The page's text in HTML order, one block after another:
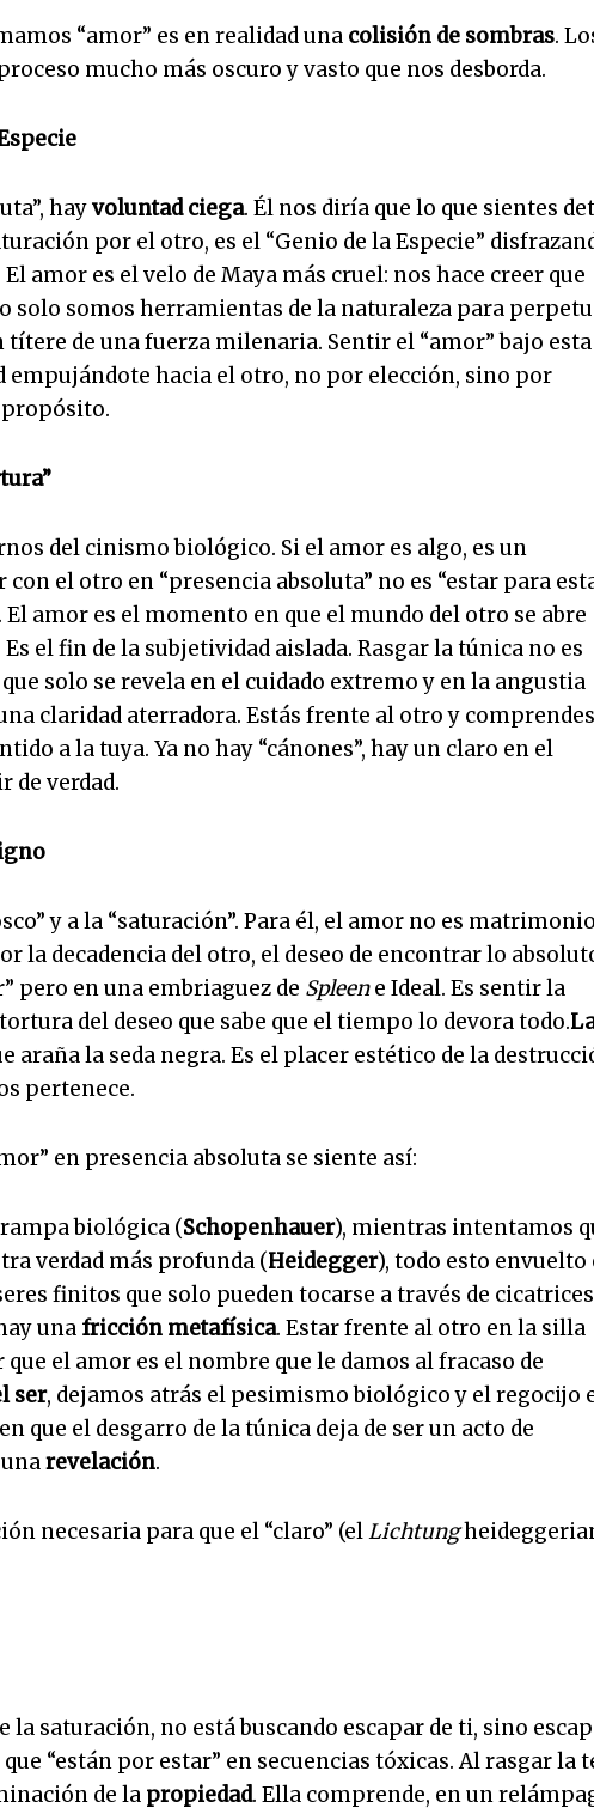
“amor” es en realidad una colisión de sombras.
mucho más oscuro y vasto que nos desborda.
hayvoluntad ciega. Él nos diría que lo que sientes
por el otro, es el “Genio de la Especie”
amor es el velo de Maya más cruel: nos hace creer que
solo somos herramientas de la naturaleza para
títere de una fuerza milenaria. Sentir el “amor” bajo esta
empujándote hacia el otro, no por elección, sino por
del cinismo biológico. Si el amor es algo, es un
con el otro en “presencia absoluta” no es “estar para
amor es el momento en que el mundo del otro se abre
el fin de la subjetividad aislada. Rasgar la túnica no es
solo se revela en el cuidado extremo y en la angustia
claridad aterradora. Estás frente al otro y comprendes
a la tuya. Ya no hay “cánones”, hay un claro en el
de verdad.
y a la “saturación”. Para él, el amor no es
la decadencia del otro, el deseo de encontrar lo
pero en una embriaguez de Spleene Ideal. Es sentir la
del deseo que sabe que el tiempo lo devora todo.
araña la seda negra. Es el placer estético de la
pertenece.
en presencia absoluta se siente así:
biológica (Schopenhauer), mientras intentamos
verdad más profunda (Heidegger), todo esto envuelto
finitos que solo pueden tocarse a través de cicatrices
una fricción metafísica. Estar frente al otro en la silla
el amor es el nombre que le damos al fracaso de
ser, dejamos atrás el pesimismo biológico y el regocijo
que el desgarro de la túnica deja de ser un acto de
revelación.
necesaria para que el “claro” (elLichtung
la saturación, no está buscando escapar de ti, sino
“están por estar” en secuencias tóxicas. Al rasgar la
de la propiedad. Ella comprende, en un